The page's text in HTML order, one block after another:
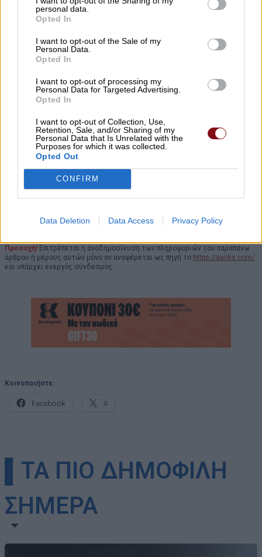
personal data.
Opted In
I want to opt-out of the Sale of my
Personal Data.
Opted In
I want to opt-out of processing my
Personal Data for Targeted Advertising.
Opted In
I want to opt-out of Collection, Use,
Retention, Sale, and/or Sharing of my
Personal Data that Is Unrelated with the
Purposes for which it was collected.
Opted Out
CONFIRM
Data Deletion Data Access Privacy Policy
Προσθέστε το στις
Προσθήκη του Paidis.com
Στη σελίδα που θα ανοίξει, πατήστε ✓ δίπλα στο s.comγια να
ολοκληρώσετε την προσθήκη.
Προσοχή! Επιτρέπεται η αναδημοσίευση των πληροφοριών του παραπάνω
άρθρου ή μέρους αυτών μόνο αν αναφέρεται ως πηγή το https://paidis.com/
και υπάρχει ενεργός σύνδεσμος.
Κοινοποιήστε:
Facebook X
▌ΤΑ ΠΙΟ ΔΗΜΟΦΙΛΗ
ΣΗΜΕΡΑ